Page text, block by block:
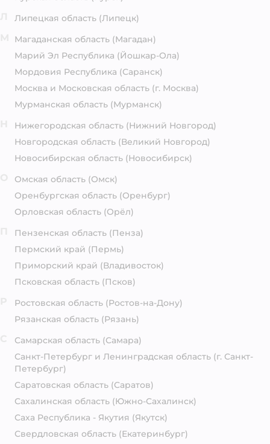
Липецкая область (Липецк)
Магаданская область (Магадан)
Марий Эл Республика (Йошкар-Ола)
Мордовия Республика (Саранск)
Москва и Московская область (г. Москва)
Мурманская область (Мурманск)
Нижегородская область (Нижний Новгород)
Новгородская область (Великий Новгород)
Новосибирская область (Новосибирск)
Омская область (Омск)
Оренбургская область (Оренбург)
Орловская область (Орёл)
Пензенская область (Пенза)
Пермский край (Пермь)
Приморский край (Владивосток)
Псковская область (Псков)
Ростовская область (Ростов-на-Дону)
Рязанская область (Рязань)
Самарская область (Самара)
Санкт-Петербург и Ленинградская область (г. Санкт-
Петербург)
Саратовская область (Саратов)
Сахалинская область (Южно-Сахалинск)
Саха Республика - Якутия (Якутск)
Свердловская область (Екатеринбург)